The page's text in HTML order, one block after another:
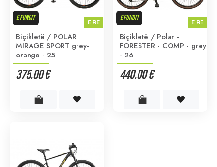
E FUNDIT
E RE
Biçikletë / POLAR
MIRAGE SPORT grey-
orange - 25
375.00 €
E FUNDIT
E RE
Biçikletë / Polar -
FORESTER - COMP - grey
- 26
440.00 €